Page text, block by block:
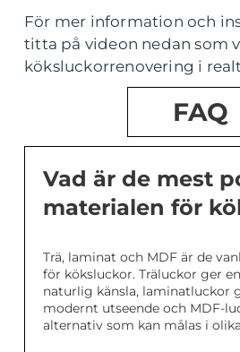
För mer information och
titta på videon nedan som
köksluckorrenovering i
FAQ
Vad är de mest
materialen för
Trä, laminat och MDF är de
för köksluckor. Träluckor ger
naturlig känsla, laminatluckor
modernt utseende och MDF-
alternativ som kan målas i